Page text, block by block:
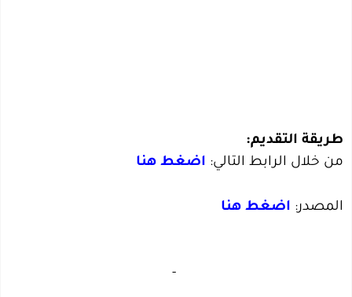
طريقة التقديم:
من خلال الرابط التالي: اضغط هنا
المصدر: اضغط هنا
-‏